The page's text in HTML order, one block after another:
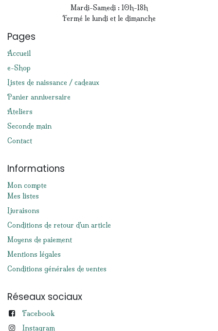
Mardi-Samedi : 10h-18h
Fermé le lundi et le dimanche
Pages
Accueil
e-Shop
Listes de naissance / cadeaux
Panier anniversaire
Ateliers
Seconde main
Contact
Informations
Mon compte
Mes listes
Livraisons
Conditions de retour d'un article
Moyens de paiement
Mentions légales
Conditions générales de ventes
Réseaux sociaux
Facebook
Instagram